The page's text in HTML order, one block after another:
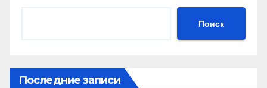
Поиск
Последние записи